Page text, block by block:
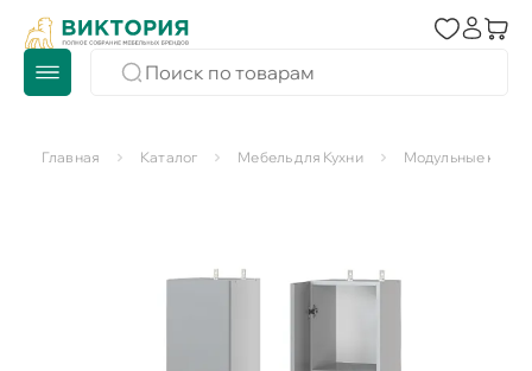
Главная Каталог Мебель для Кухни Модульные кухни